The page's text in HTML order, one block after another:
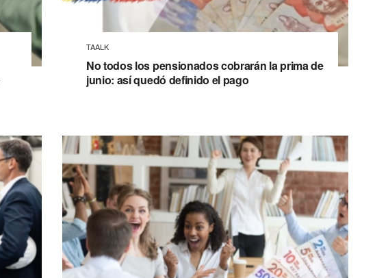
TAALK
No todos los pensionados cobrarán la prima de
junio: así quedó definido el pago